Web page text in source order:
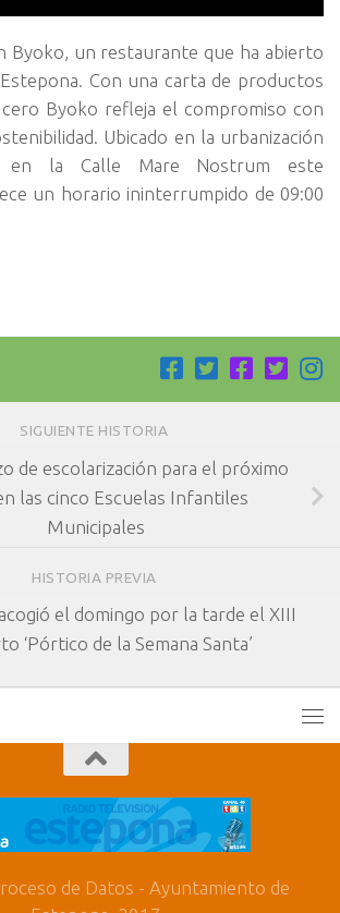
Byoko, un restaurante que ha abierto
Con una carta de productos
Byoko refleja el compromiso con
Ubicado en la urbanización
en la Calle Mare Nostrum este
un horario ininterrumpido de 09:00
SIGUIENTE HISTORIA
de escolarización para el próximo
las cinco Escuelas Infantiles
Municipales
HISTORIA PREVIA
el domingo por la tarde el XIII
‘Pórtico de la Semana Santa’
de Datos - Ayuntamiento de